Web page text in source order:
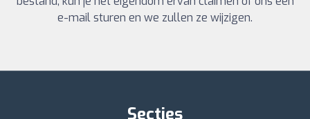
e-mail sturen en we zullen ze wijzigen.
Secties